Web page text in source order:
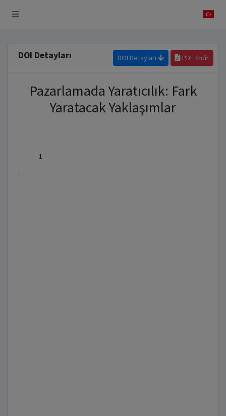
DOI Detayları DOI Detayları PDF İndir
Pazarlamada Yaratıcılık: Fark
Yaratacak Yaklaşımlar